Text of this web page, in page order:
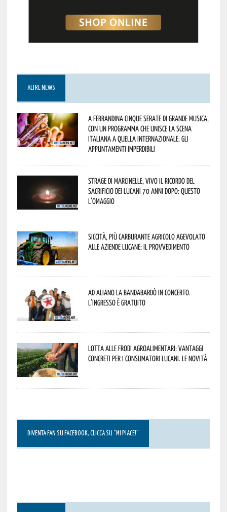
ALTRE NEWS
A Ferrandina cinque serate di grande musica,
con un programma che unisce la scena
italiana a quella internazionale. Gli
appuntamenti imperdibili
Strage di Marcinelle, vivo il ricordo del
sacrificio dei lucani 70 anni dopo: questo
l’omaggio
Siccità, più carburante agricolo agevolato
alle aziende lucane: il provvedimento
Ad Aliano la Bandabardò in concerto.
L’ingresso è gratuito
Lotta alle frodi agroalimentari: vantaggi
concreti per i consumatori lucani. Le novità
DIVENTA FAN SU FACEBOOK, CLICCA SU “MI PIACE!”